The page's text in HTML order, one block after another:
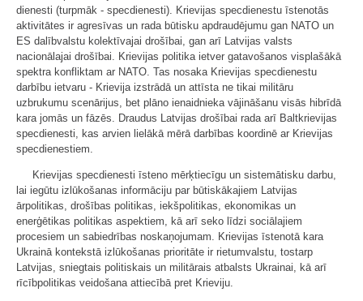
dienesti (turpmāk - specdienesti). Krievijas specdienestu īstenotās
aktivitātes ir agresīvas un rada būtisku apdraudējumu gan NATO un
ES dalībvalstu kolektīvajai drošībai, gan arī Latvijas valsts
nacionālajai drošībai. Krievijas politika ietver gatavošanos visplašākā
spektra konfliktam ar NATO. Tas nosaka Krievijas specdienestu
darbību ietvaru - Krievija izstrādā un attīsta ne tikai militāru
uzbrukumu scenārijus, bet plāno ienaidnieka vājināšanu visās hibrīdā
kara jomās un fāzēs. Draudus Latvijas drošībai rada arī Baltkrievijas
specdienesti, kas arvien lielākā mērā darbības koordinē ar Krievijas
specdienestiem.
Krievijas specdienesti īsteno mērķtiecīgu un sistemātisku darbu,
lai iegūtu izlūkošanas informāciju par būtiskākajiem Latvijas
ārpolitikas, drošības politikas, iekšpolitikas, ekonomikas un
enerģētikas politikas aspektiem, kā arī seko līdzi sociālajiem
procesiem un sabiedrības noskaņojumam. Krievijas īstenotā kara
Ukrainā kontekstā izlūkošanas prioritāte ir rietumvalstu, tostarp
Latvijas, sniegtais politiskais un militārais atbalsts Ukrainai, kā arī
rīcībpolitikas veidošana attiecībā pret Krieviju.